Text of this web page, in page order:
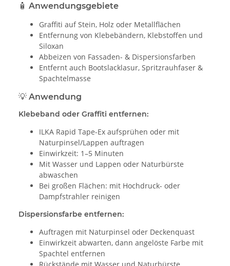
🧴 Anwendungsgebiete
Graffiti auf Stein, Holz oder Metallflächen
Entfernung von Klebebändern, Klebstoffen und
Siloxan
Abbeizen von Fassaden- & Dispersionsfarben
Entfernt auch Bootslacklasur, Spritzrauhfaser &
Spachtelmasse
💡 Anwendung
Klebeband oder Graffiti entfernen:
ILKA Rapid Tape-Ex aufsprühen oder mit
Naturpinsel/Lappen auftragen
Einwirkzeit: 1–5 Minuten
Mit Wasser und Lappen oder Naturbürste
abwaschen
Bei großen Flächen: mit Hochdruck- oder
Dampfstrahler reinigen
Dispersionsfarbe entfernen:
Auftragen mit Naturpinsel oder Deckenquast
Einwirkzeit abwarten, dann angelöste Farbe mit
Spachtel entfernen